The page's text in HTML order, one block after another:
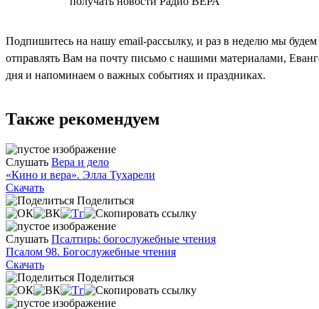
Подпишитесь на нашу email-рассылку, и раз в неделю мы будем
отправлять Вам на почту письмо с нашими материалами,
дня и напоминаем о важных событиях и праздниках.
Также рекомендуем
Слушать Вера и дело
«Кино и вера». Элла Тухарели
Скачать
Поделиться
Слушать Псалтирь: богослужебные чтения
Псалом 98. Богослужебные чтения
Скачать
Поделиться